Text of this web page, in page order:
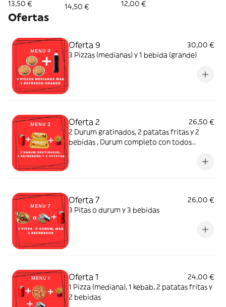
13,50 €
nada de
14,50 € 12,00 €
Ofertas
Oferta 9
30,00 €
3 Pizzas (medianas) y 1 bebida (grande)
Oferta 2
26,50 €
2 Durum gratinados, 2 patatas fritas y 2
bebidas , Durum completo con todos
Oferta 7
26,00 €
3 Pitas o durum y 3 bebidas
Oferta 1
24,00 €
1 Pizza (mediana), 1 kebab, 2 patatas fritas y
2 bebidas